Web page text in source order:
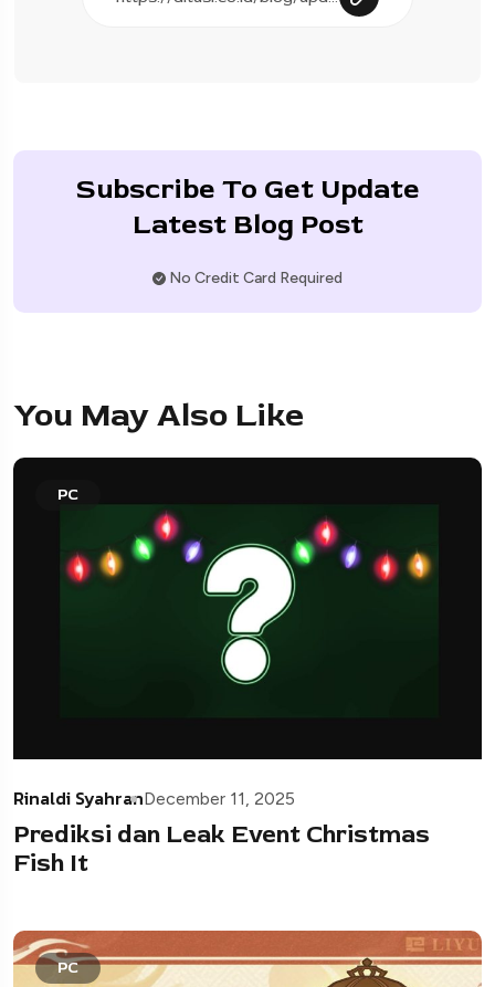
Subscribe To Get Update
Latest Blog Post
No Credit Card Required
You May Also Like
PC
Rinaldi SyahranDecember 11, 2025
Prediksi dan Leak Event Christmas
Fish It
PC